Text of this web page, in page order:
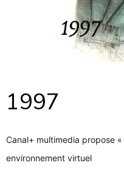
1997
Canal+ multimedia propose «
environnement virtuel